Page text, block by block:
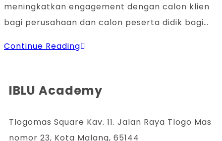
meningkatkan engagement dengan calon klien
bagi perusahaan dan calon peserta didik bagi…
Continue Reading
IBLU Academy
Tlogomas Square Kav. 11. Jalan Raya Tlogo Mas
nomor 23, Kota Malang, 65144